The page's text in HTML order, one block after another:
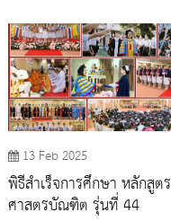
13 Feb 2025
พิธีสำเร็จการศึกษา หลักสูตรพยาบาล
ศาสตรบัณฑิต รุ่นที่ 44